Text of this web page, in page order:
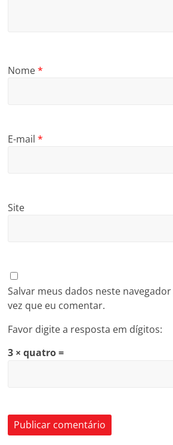
Nome*
E-mail*
Site
Salvar meus dados neste
vez que eu comentar.
Favor digite a resposta em dígitos:
3 × quatro =